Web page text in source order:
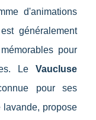
d'animations
généralement
pour
Le Vaucluse
pour ses
lavande, propose